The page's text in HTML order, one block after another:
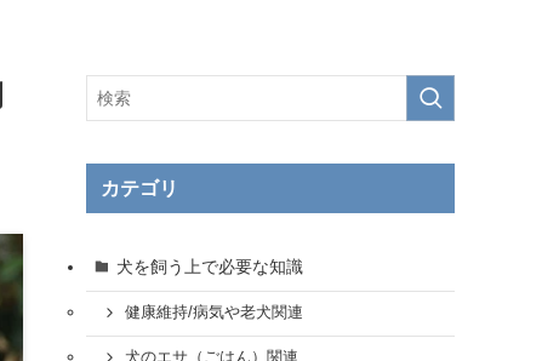
カテゴリ
犬を飼う上で必要な知識
健康維持/病気や老犬関連